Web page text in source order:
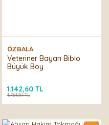
ÖZBALA
Veteriner Bayan Biblo
Büyük Boy
1.142,60 TL
1.761,51 TL